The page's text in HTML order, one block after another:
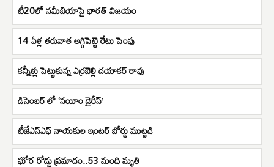
టీ20లో నమీబియాపై భారత్‌ విజయం
14 ఏళ్ల తరువాత అగ్గిపెట్టె రేటు పెంపు
కన్నీళ్లు పెట్టుకున్న ఎర్రబెల్లి దయాకర్ రావు
డిసెంబర్‌ లో ‘నయీం డైరీస్‌’
టీజేఎస్ఎఫ్ నాయకుల ఇంటర్ బోర్డు ముట్టడి
ఘోర రోడ్డు ప్రమాదం..53 మంది మృతి